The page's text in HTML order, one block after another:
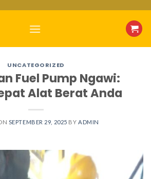
UNCATEGORIZED
Fuel Pump Ngawi:
Alat Berat Anda
SEPTEMBER 29, 2025 BY ADMIN